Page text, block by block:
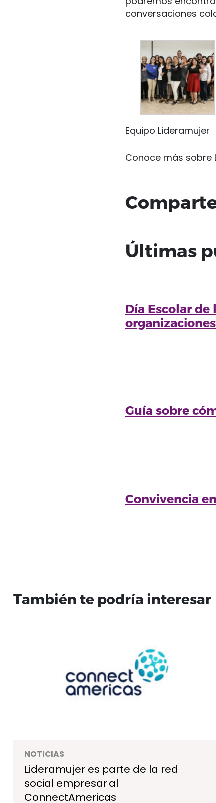
conversaciones
Equipo Lideramujer
Conoce más sobre
Últimas
Día Escolar de
organizaciones
Guía sobre
Convivencia
También te podría interesar
NOTICIAS
Lideramujer es parte de la red
social empresarial
ConnectAmericas